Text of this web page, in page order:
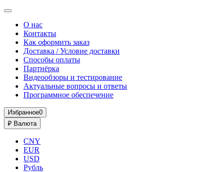
О нас
Контакты
Как оформить заказ
Доставка / Условие доставки
Способы оплаты
Партнёрка
Видеообзоры и тестирование
Актуальные вопросы и ответы
Программное обеспечение
Избранное0
₽ Валюта
CNY
EUR
USD
Рубль